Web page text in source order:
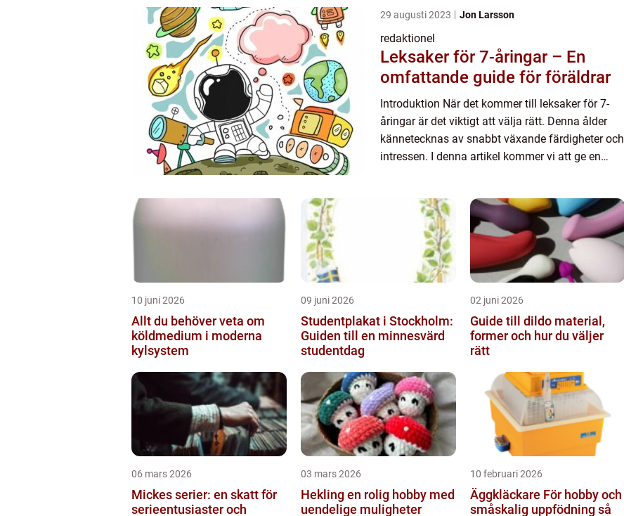
29 augusti 2023 Jon Larsson
redaktionel
Leksaker för 7-åringar – En
omfattande guide för föräldrar
Introduktion När det kommer till leksaker för 7-
åringar är det viktigt att välja rätt. Denna ålder
kännetecknas av snabbt växande färdigheter och
intressen. I denna artikel kommer vi att ge en
10 juni 2026
Allt du behöver veta om
köldmedium i moderna
kylsystem
09 juni 2026
Studentplakat i Stockholm:
Guiden till en minnesvärd
studentdag
02 juni 2026
Guide till dildo material,
former och hur du väljer
rätt
06 mars 2026
Mickes serier: en skatt för
serieentusiaster och
03 mars 2026
Hekling en rolig hobby med
uendelige muligheter
10 februari 2026
Äggkläckare För hobby och
småskalig uppfödning så